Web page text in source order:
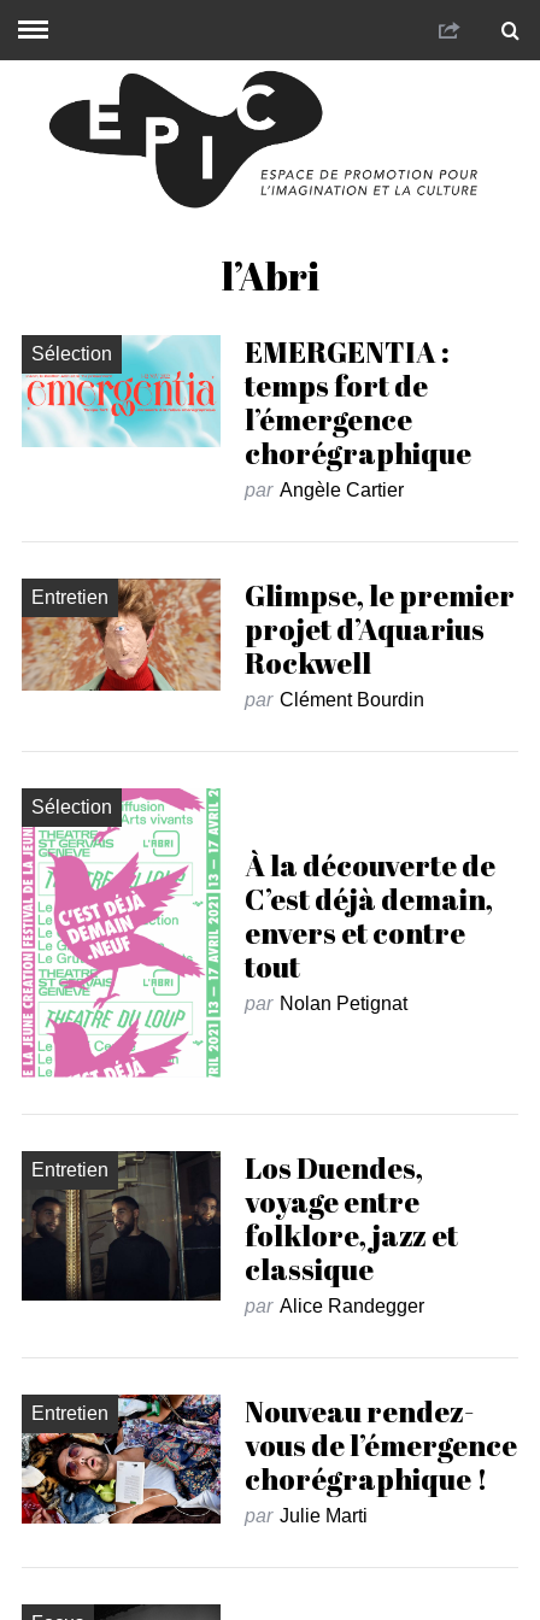
l’Abri
Sélection
EMERGENTIA :
temps fort de
l’émergence
chorégraphique
par Angèle Cartier
Entretien
Glimpse, le premier
projet d’Aquarius
Rockwell
par Clément Bourdin
Sélection
À la découverte de
C’est déjà demain,
envers et contre
tout
par Nolan Petignat
Entretien
Los Duendes,
voyage entre
folklore, jazz et
classique
par Alice Randegger
Entretien
Nouveau rendez-
vous de l’émergence
chorégraphique !
par Julie Marti